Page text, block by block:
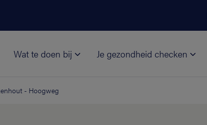
Wat te doen bij Je gezondheid checken
- Hoogweg